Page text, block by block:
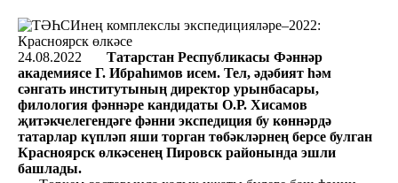
24.08.2022
Татарстан Республикасы Фәннәр
академиясе Г. Ибраһимов исем. Тел, әдәбият һәм
сәнгать институтының директор урынбасары,
филология фәннәре кандидаты О.Р. Хисамов
җитәкчелегендәге фәнни экспедиция бу көннәрдә
татарлар күпләп яши торган төбәкләрнең берсе булган
Красноярск өлкәсенең Пировск районында эшли
башлады.